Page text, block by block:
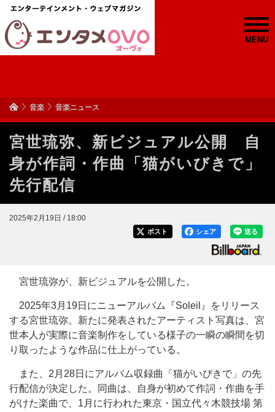
MENU
音楽 音楽ニュース
宮世琉弥、新ビジュアル公開 自
身が作詞・作曲「猫がいびきで」
先行配信
2025年2月19日 / 18:00
送る
シェア
ポスト
宮世琉弥が、新ビジュアルを公開した。
2025年3月19日にニューアルバム『Soleil』をリリース
する宮世琉弥。新たに発表されたアーティスト写真は、宮
世本人が実際に音楽制作をしている様子の一瞬の瞬間を切
り取ったような作品に仕上がっている。
また、2月28日にアルバム収録曲「猫がいびきで」の先
行配信が決定した。同曲は、自身が初めて作詞・作曲を手
がけた楽曲で、1月に行われた東京・国立代々木競技場 第